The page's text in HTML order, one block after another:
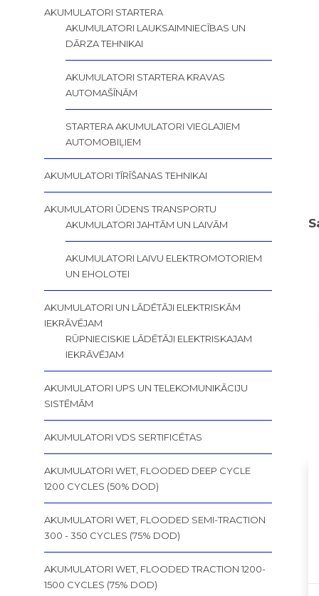
AKUMULATORI STARTERA
AKUMULATORI LAUKSAIMNIECĪBAS UN
DĀRZA TEHNIKAI
AKUMULATORI STARTERA KRAVAS
AUTOMAŠĪNĀM
STARTERA AKUMULATORI VIEGLAJIEM
AUTOMOBIĻIEM
AKUMULATORI TĪRĪŠANAS TEHNIKAI
AKUMULATORI ŪDENS TRANSPORTU
AKUMULATORI JAHTĀM UN LAIVĀM
AKUMULATORI LAIVU ELEKTROMOTORIEM
UN EHOLOTEI
AKUMULATORI UN LĀDĒTĀJI ELEKTRISKĀM
IEKRĀVĒJAM
RŪPNIECISKIE LĀDĒTĀJI ELEKTRISKAJAM
IEKRĀVĒJAM
AKUMULATORI UPS UN TELEKOMUNIKĀCIJU
SISTĒMĀM
AKUMULATORI VDS SERTIFICĒTAS
AKUMULATORI WET, FLOODED DEEP CYCLE
1200 CYCLES (50% DOD)
AKUMULATORI WET, FLOODED SEMI-TRACTION
300 - 350 CYCLES (75% DOD)
AKUMULATORI WET, FLOODED TRACTION 1200-
1500 CYCLES (75% DOD)